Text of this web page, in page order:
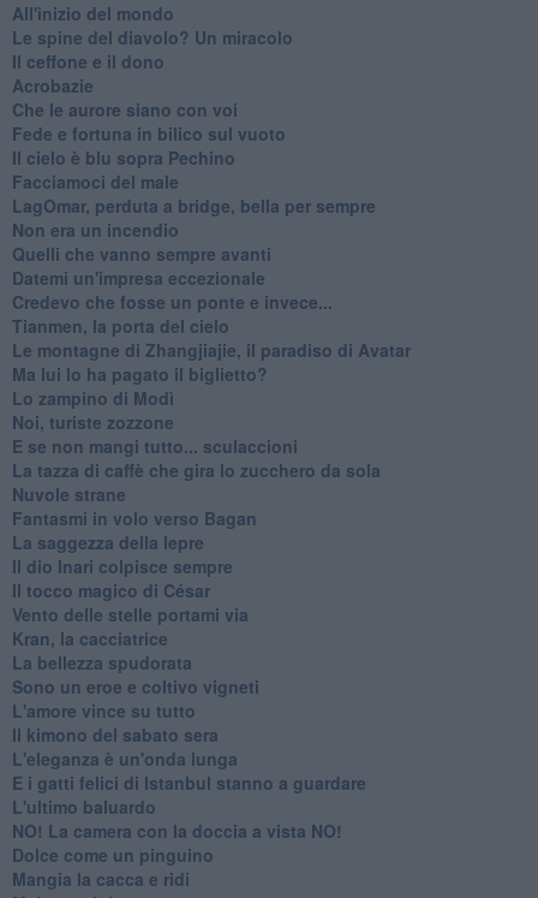
All'inizio del mondo
Le spine del diavolo? Un miracolo
Il ceffone e il dono
Acrobazie
Che le aurore siano con voi
Fede e fortuna in bilico sul vuoto
Il cielo è blu sopra Pechino
Facciamoci del male
LagOmar, perduta a bridge, bella per sempre
Non era un incendio
Quelli che vanno sempre avanti
Datemi un'impresa eccezionale
Credevo che fosse un ponte e invece...
Tianmen, la porta del cielo
Le montagne di Zhangjiajie, il paradiso di Avatar
Ma lui lo ha pagato il biglietto?
Lo zampino di Modì
Noi, turiste zozzone
E se non mangi tutto... sculaccioni
La tazza di caffè che gira lo zucchero da sola
Nuvole strane
Fantasmi in volo verso Bagan
La saggezza della lepre
Il dio Inari colpisce sempre
Il tocco magico di César
Vento delle stelle portami via
Kran, la cacciatrice
La bellezza spudorata
Sono un eroe e coltivo vigneti
L'amore vince su tutto
Il kimono del sabato sera
L'eleganza è un'onda lunga
E i gatti felici di Istanbul stanno a guardare
L'ultimo baluardo
NO! La camera con la doccia a vista NO!
Dolce come un pinguino
Mangia la cacca e ridi